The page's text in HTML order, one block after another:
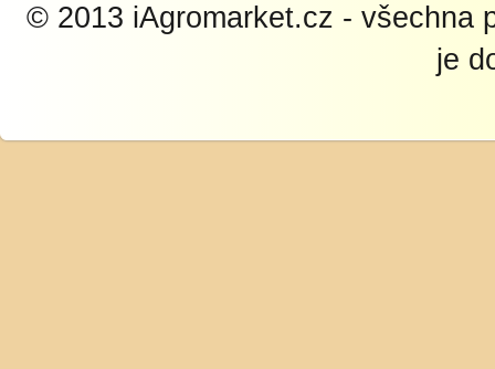
© 2013 iAgromarket.cz - všechna
je